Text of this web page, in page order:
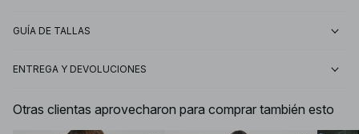
GUÍA DE TALLAS
ENTREGA Y DEVOLUCIONES
Otras clientas aprovecharon para comprar también esto